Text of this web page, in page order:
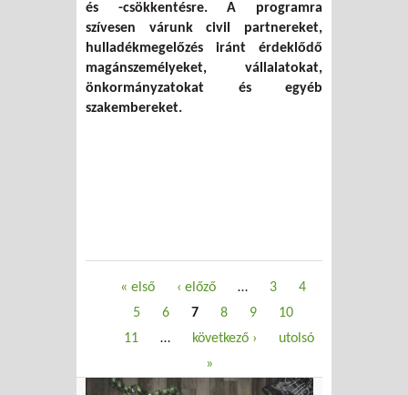
és -csökkentésre. A programra
szívesen várunk civil partnereket,
hulladékmegelőzés iránt érdeklődő
magánszemélyeket, vállalatokat,
önkormányzatokat és egyéb
szakembereket.
Oldalak« első ‹ előző … 3
4
5
6 7 8 9
10
11
… következő ›
utolsó
»